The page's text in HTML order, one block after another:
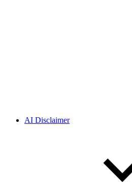
AI Disclaimer